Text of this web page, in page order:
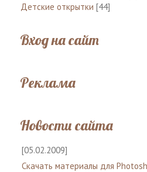
Детские открытки [44]
Вход на сайт
Реклама
Новости сайта
[05.02.2009]
Скачать материалы для